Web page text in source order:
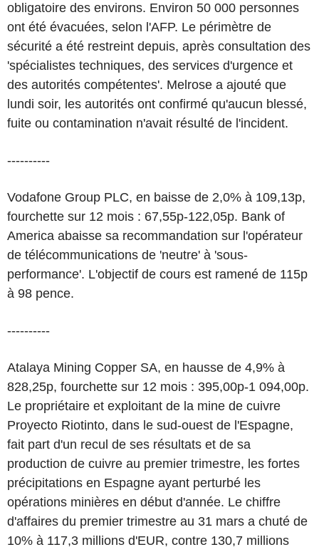
obligatoire des environs. Environ 50 000 personnes
ont été évacuées, selon l'AFP. Le périmètre de
sécurité a été restreint depuis, après consultation des
'spécialistes techniques, des services d'urgence et
des autorités compétentes'. Melrose a ajouté que
lundi soir, les autorités ont confirmé qu'aucun blessé,
fuite ou contamination n'avait résulté de l'incident.
----------
Vodafone Group PLC, en baisse de 2,0% à 109,13p,
fourchette sur 12 mois : 67,55p-122,05p. Bank of
America abaisse sa recommandation sur l'opérateur
de télécommunications de 'neutre' à 'sous-
performance'. L'objectif de cours est ramené de 115p
à 98 pence.
----------
Atalaya Mining Copper SA, en hausse de 4,9% à
828,25p, fourchette sur 12 mois : 395,00p-1 094,00p.
Le propriétaire et exploitant de la mine de cuivre
Proyecto Riotinto, dans le sud-ouest de l'Espagne,
fait part d'un recul de ses résultats et de sa
production de cuivre au premier trimestre, les fortes
précipitations en Espagne ayant perturbé les
opérations minières en début d'année. Le chiffre
d'affaires du premier trimestre au 31 mars a chuté de
10% à 117,3 millions d'EUR, contre 130,7 millions